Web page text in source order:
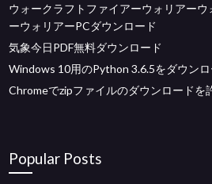
ウォークラフトファイアーウォリアー
ーウォリアーPCダウンロード
気象今日PDF無料ダウンロード
Windows 10用のPython 3.6.5をダウン
Chromeでzipファイルのダウンロードを
Popular Posts